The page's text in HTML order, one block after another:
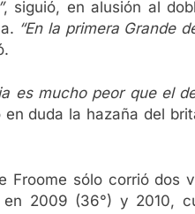
, siguió, en alusión al
“En la primera Grande
es mucho peor que el
duda la hazaña del
Froome sólo corrió dos
2009 (36°) y 2010,